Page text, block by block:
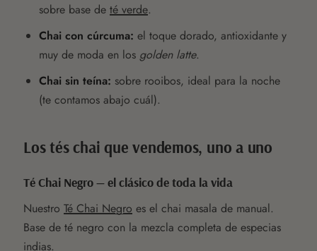
sobre base de té verde.
Chai con cúrcuma: el toque dorado, antioxidante y
muy de moda en los golden latte.
Chai sin teína: sobre rooibos, ideal para la noche
(te contamos abajo cuál).
Los tés chai que vendemos, uno a uno
Té Chai Negro — el clásico de toda la vida
Nuestro Té Chai Negro es el chai masala de manual.
Base de té negro con la mezcla completa de especias
indias.